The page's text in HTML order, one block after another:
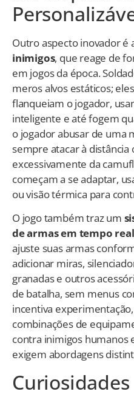
Outro aspecto inovador é
inimigos, que reage de
em jogos da época.
meros alvos estáticos;
flanqueiam o jogador,
inteligente e até fogem
o jogador abusar de uma
sempre atacar à
excessivamente da
começam a se adaptar,
ou visão térmica para
O jogo também traz um
de armas em tempo real
ajuste suas armas
adicionar miras,
granadas e outros
de batalha, sem menus
incentiva
combinações de
contra inimigos humanos
exigem abordagens
Curiosidades